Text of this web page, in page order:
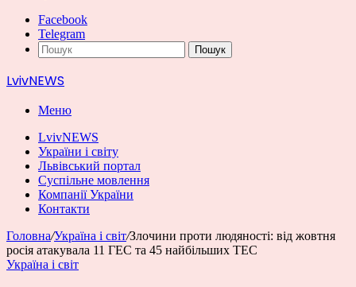
Facebook
Telegram
Пошук
LvivNEWS
Меню
LvivNEWS
України і світу
Львівський портал
Суспільне мовлення
Компанії України
Контакти
Головна/Україна і світ/Злочини проти людяності: від жовтня
росія атакувала 11 ГЕС та 45 найбільших ТЕС
Україна і світ